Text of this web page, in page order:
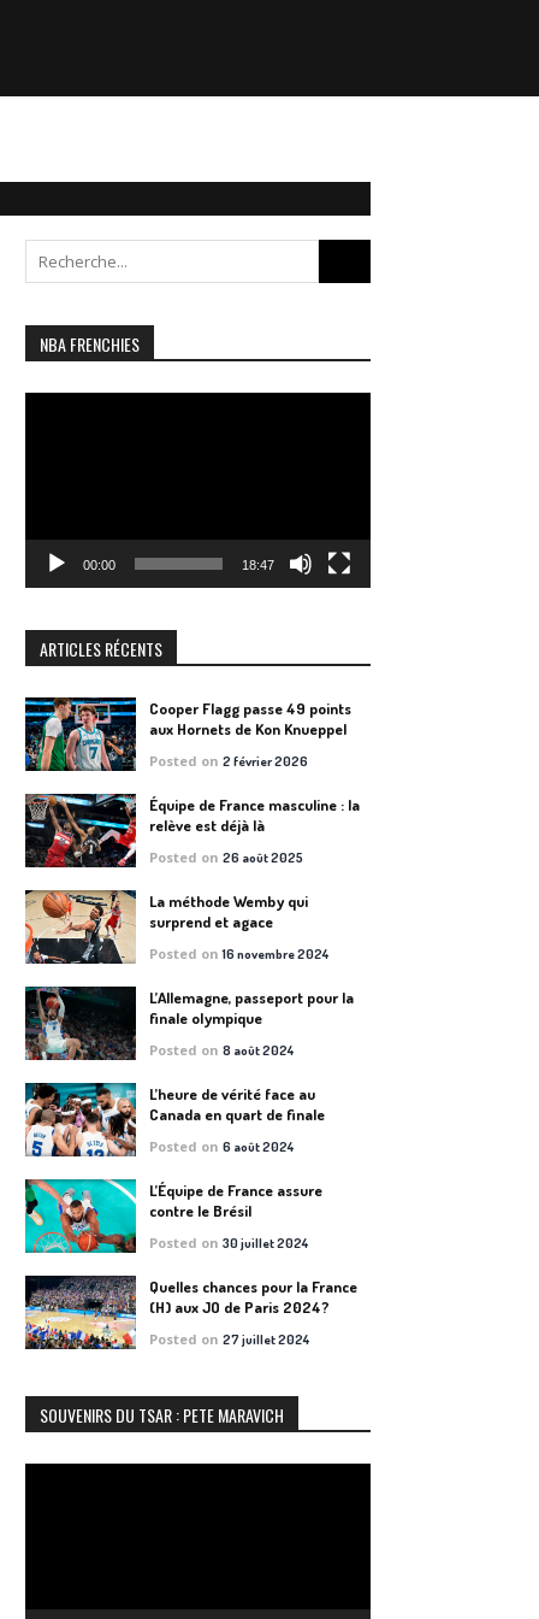
for:
NBA FRENCHIES
00:00 18:47
ARTICLES RÉCENTS
Cooper Flagg passe 49 points
aux Hornets de Kon Knueppel
Posted on2 février 2026
Équipe de France masculine : la
relève est déjà là
Posted on26 août 2025
La méthode Wemby qui
surprend et agace
Posted on16 novembre 2024
L’Allemagne, passeport pour la
finale olympique
Posted on8 août 2024
L’heure de vérité face au
Canada en quart de finale
Posted on6 août 2024
L’Équipe de France assure
contre le Brésil
Posted on30 juillet 2024
Quelles chances pour la France
(H) aux JO de Paris 2024?
Posted on27 juillet 2024
SOUVENIRS DU TSAR : PETE MARAVICH